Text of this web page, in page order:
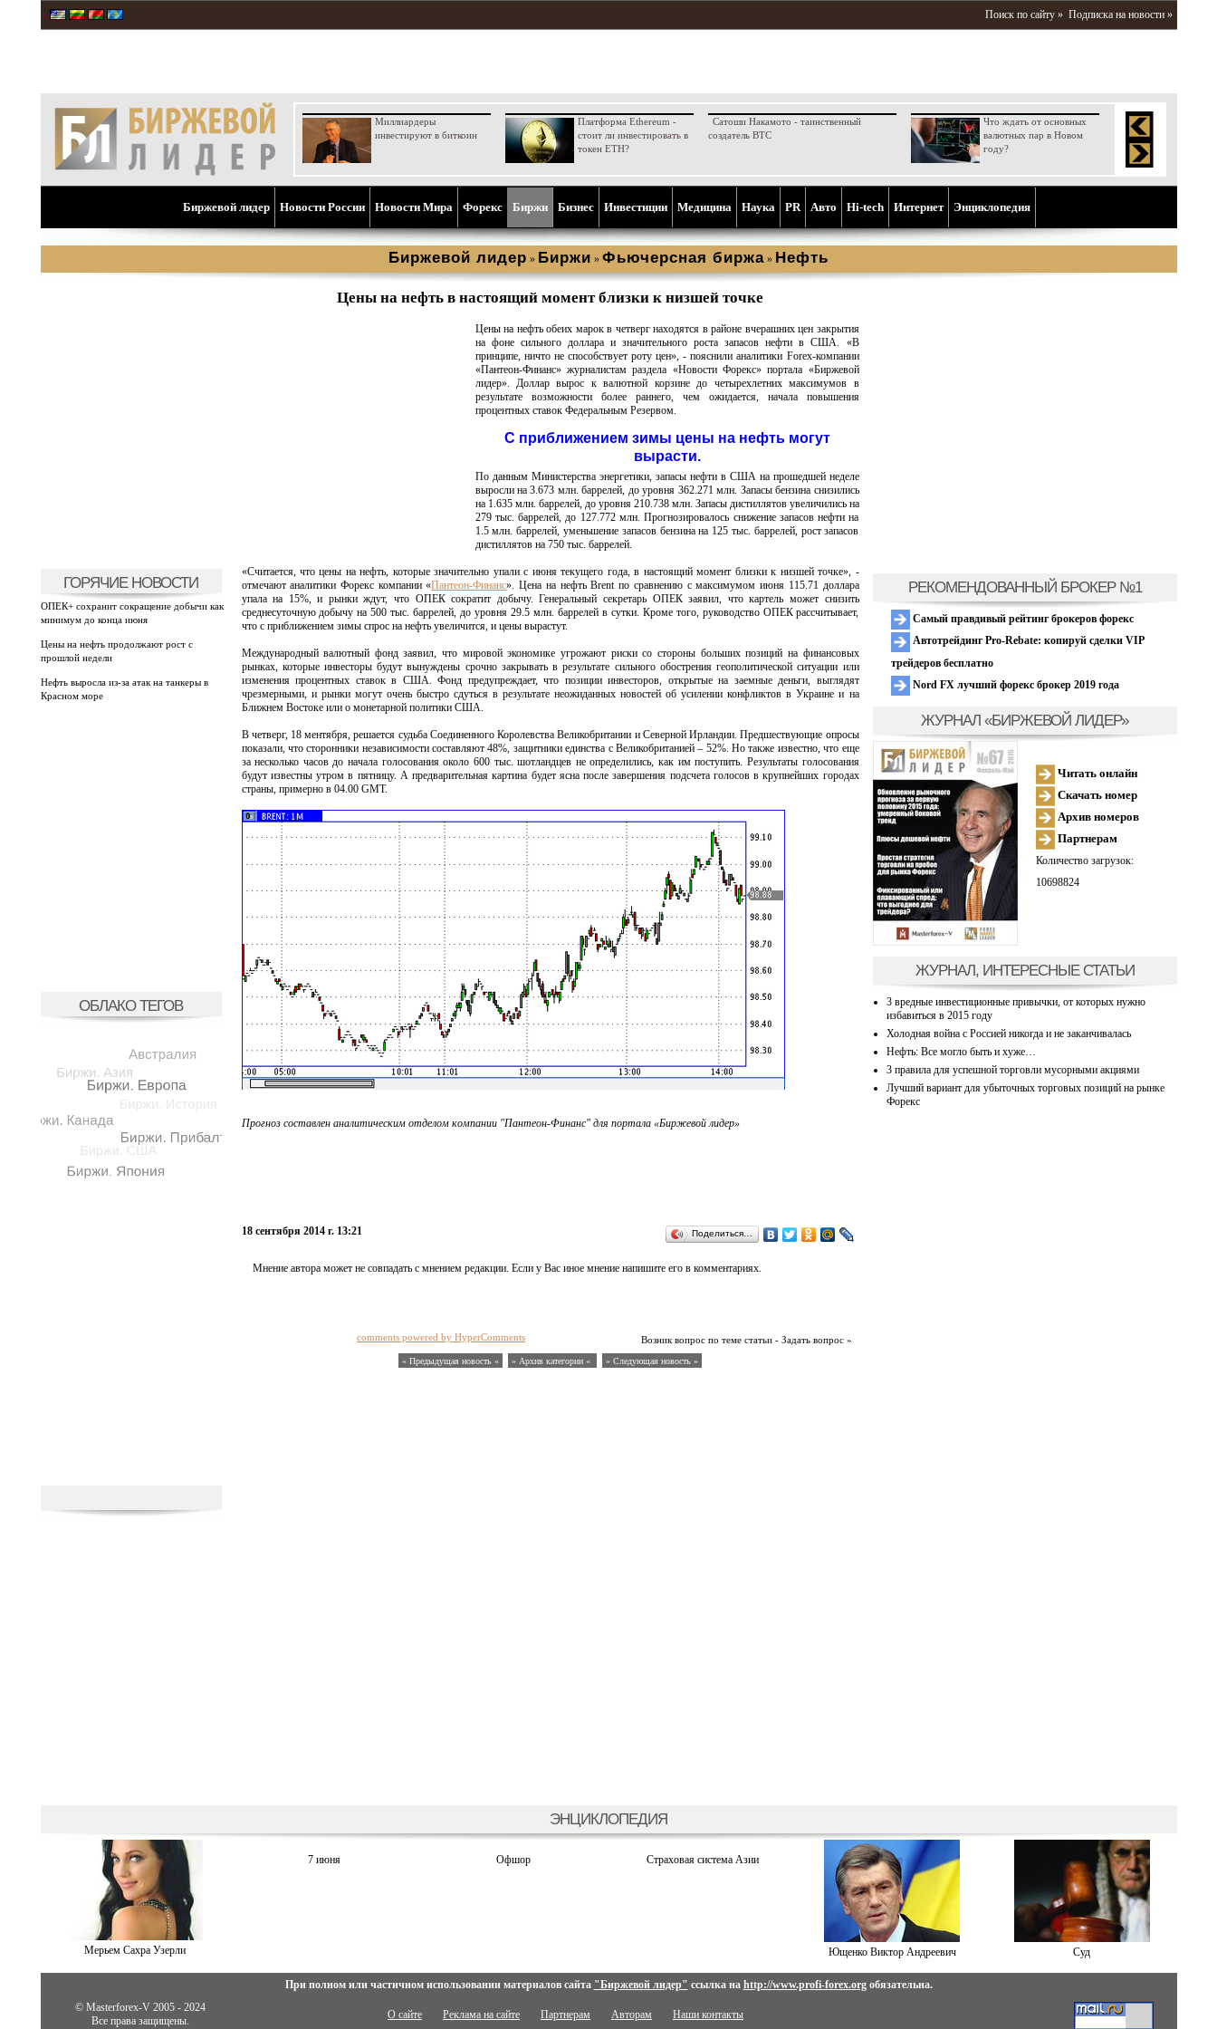
Поиск по сайту » Подписка на новости »
Миллиардеры
инвестируют в биткоин
Платформа Ethereum -
стоит ли инвестировать в
токен ETH?
Сатоши Накамото - таинственный
создатель BTC
Что ждать от основных
валютных пар в Новом
году?
Биржевой лидер Новости России Новости Мира Форекс Биржи Бизнес Инвестиции Медицина Наука PR Aвто Hi-tech Интернет Энциклопедия
Биржевой лидер » Биржи » Фьючерсная биржа » Нефть
ГОРЯЧИЕ НОВОСТИ
ОПЕК+ сохранит сокращение добычи как
минимум до конца июня
Цены на нефть продолжают рост с
прошлой недели
Нефть выросла из-за атак на танкеры в
Красном море
ОБЛАКО ТЕГОВ
Цены на нефть в настоящий момент близки к низшей точке
Цены на нефть обеих марок в четверг находятся в районе вчерашних цен закрытия
на фоне сильного доллара и значительного роста запасов нефти в США. «В
принципе, ничто не способствует роту цен», - пояснили аналитики Forex-компании
«Пантеон-Финанс» журналистам раздела «Новости Форекс» портала «Биржевой
лидер». Доллар вырос к валютной корзине до четырехлетних максимумов в
результате возможности более раннего, чем ожидается, начала повышения
процентных ставок Федеральным Резервом.
С приближением зимы цены на нефть могут
вырасти.
По данным Министерства энергетики, запасы нефти в США на прошедшей неделе
выросли на 3.673 млн. баррелей, до уровня 362.271 млн. Запасы бензина снизились
на 1.635 млн. баррелей, до уровня 210.738 млн. Запасы дистиллятов увеличились на
279 тыс. баррелей, до 127.772 млн. Прогнозировалось снижение запасов нефти на
1.5 млн. баррелей, уменьшение запасов бензина на 125 тыс. баррелей, рост запасов
дистиллятов на 750 тыс. баррелей.
«Считается, что цены на нефть, которые значительно упали с июня текущего года, в настоящий момент близки к низшей точке», -
отмечают аналитики Форекс компании«Пантеон-Финанс». Цена на нефть Brent по сравнению с максимумом июня 115.71 доллара
упала на 15%, и рынки ждут, что ОПЕК сократит добычу. Генеральный секретарь ОПЕК заявил, что картель может снизить
среднесуточную добычу на 500 тыс. баррелей, до уровня 29.5 млн. баррелей в сутки. Кроме того, руководство ОПЕК рассчитывает,
что с приближением зимы спрос на нефть увеличится, и цены вырастут.
Международный валютный фонд заявил, что мировой экономике угрожают риски со стороны больших позиций на финансовых
рынках, которые инвесторы будут вынуждены срочно закрывать в результате сильного обострения геополитической ситуации или
изменения процентных ставок в США. Фонд предупреждает, что позиции инвесторов, открытые на заемные деньги, выглядят
чрезмерными, и рынки могут очень быстро сдуться в результате неожиданных новостей об усилении конфликтов в Украине и на
Ближнем Востоке или о монетарной политики США.
В четверг, 18 ментября, решается судьба Соединенного Королевства Великобритании и Северной Ирландии. Предшествующие опросы
показали, что сторонники независимости составляют 48%, защитники единства с Великобританией – 52%. Но также известно, что еще
за несколько часов до начала голосования около 600 тыс. шотландцев не определились, как им поступить. Результаты голосования
будут известны утром в пятницу. А предварительная картина будет ясна после завершения подсчета голосов в крупнейших городах
страны, примерно в 04.00 GMT.
Прогноз составлен аналитическим отделом компании "Пантеон-Финанс" для портала «Биржевой лидер»
18 сентября 2014 г. 13:21 Поделиться…
Мнение автора может не совпадать с мнением редакции. Если у Вас иное мнение напишите его в комментариях.
Возник вопрос по теме статьи - Задать вопрос »
comments powered by HyperComments
« Предыдущая новость « » Архив категории « » Следующая новость »
РЕКОМЕНДОВАННЫЙ БРОКЕР №1
Самый правдивый рейтинг брокеров форекс
Автотрейдинг Pro-Rebate: копируй сделки VIP
трейдеров бесплатно
Nord FX лучший форекс брокер 2019 года
ЖУРНАЛ «БИРЖЕВОЙ ЛИДЕР»
Читать онлайн
Скачать номер
Архив номеров
Партнерам
Количество загрузок:
10698824
ЖУРНАЛ, ИНТЕРЕСНЫЕ СТАТЬИ
3 вредные инвестиционные привычки, от которых нужно
избавиться в 2015 году
Холодная война с Россией никогда и не заканчивалась
Нефть: Все могло быть и хуже…
3 правила для успешной торговли мусорными акциями
Лучший вариант для убыточных торговых позиций на рынке
Форекс
ЭНЦИКЛОПЕДИЯ
Мерьем Сахра Узерли
7 июня Офшор Страховая система Азии
Ющенко Виктор Андреевич Суд
При полном или частичном использовании материалов сайта "Биржевой лидер" ссылка на http://www.profi-forex.orgобязательна.
© Masterforex-V 2005 - 2024
Все права защищены.
О сайте Реклама на сайте Партнерам Авторам Наши контакты